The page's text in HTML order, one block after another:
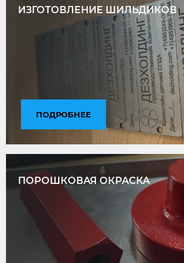
ИЗГОТОВЛЕНИЕ ШИЛЬДИКОВ
ПОДРОБНЕЕ
ПОРОШКОВАЯ ОКРАСКА